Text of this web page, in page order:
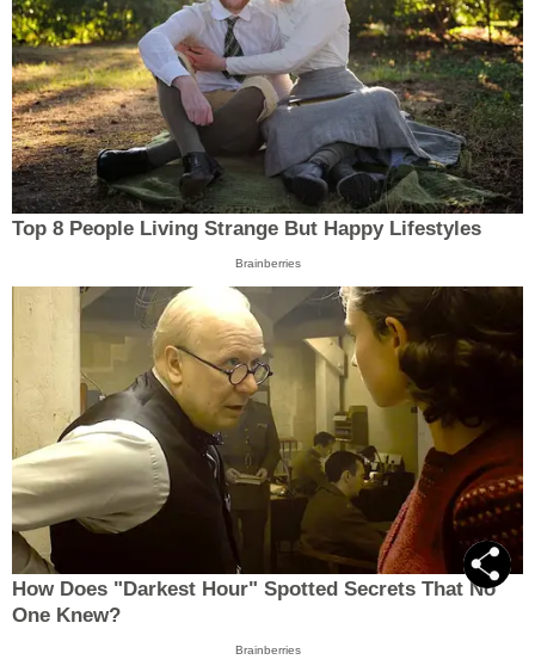
Top 8 People Living Strange But Happy Lifestyles
Brainberries
How Does "Darkest Hour" Spotted Secrets That No
One Knew?
Brainberries